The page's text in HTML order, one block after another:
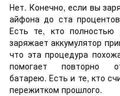
Нет. Конечно, если вы
айфона до ста
Есть те, кто полностью
заряжает аккумулятор
что эта процедура
помогает повторно
батарею. Есть и те, кто
пережитком прошлого.